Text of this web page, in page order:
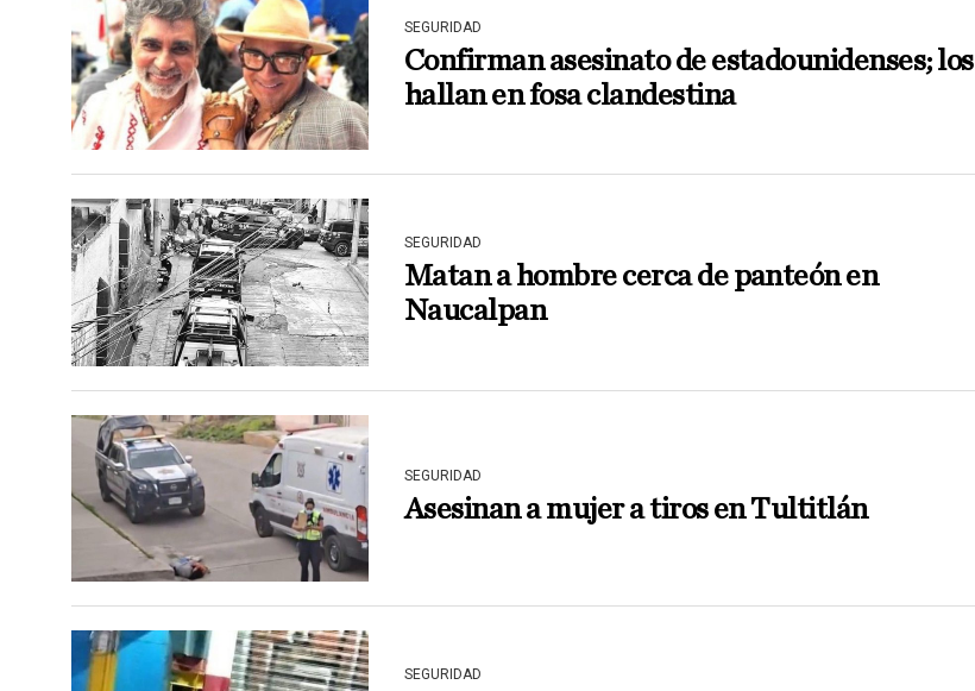
SEGURIDAD
Confirman asesinato de estadounidenses; los
hallan en fosa clandestina
SEGURIDAD
Matan a hombre cerca de panteón en
Naucalpan
SEGURIDAD
Asesinan a mujer a tiros en Tultitlán
SEGURIDAD